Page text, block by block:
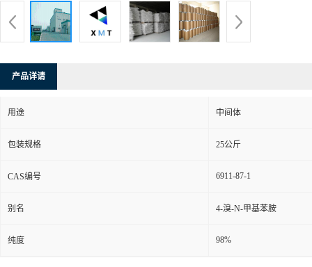
产品详请
用途 中间体
包装规格 25公斤
CAS编号 6911-87-1
别名 4-溴-N-甲基苯胺
纯度 98%